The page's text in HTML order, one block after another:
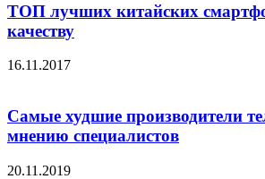
ТОП лучших китайских
качеству
16.11.2017
Самые худшие производители
мнению специалистов
20.11.2019